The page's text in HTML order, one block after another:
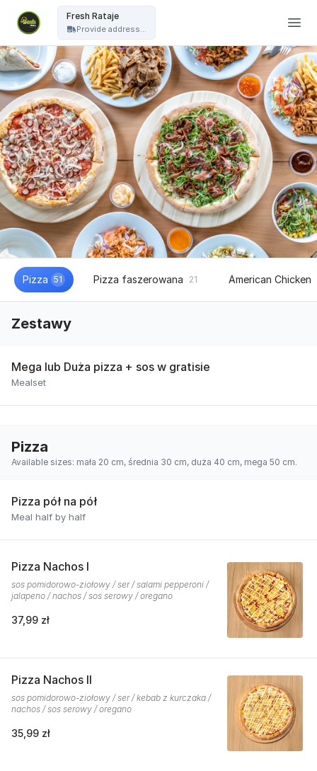
Fresh Rataje
Provide address...
Pizza 51 Pizza faszerowana 21 American Chicken
Zestawy
Mega lub Duża pizza + sos w gratisie
Mealset
Pizza
Available sizes: mała 20 cm, średnia 30 cm, duża 40 cm, mega 50 cm.
Pizza pół na pół
Meal half by half
Pizza Nachos I
sos pomidorowo-ziołowy / ser / salami pepperoni /
jalapeno / nachos / sos serowy / oregano
37,99 zł
Pizza Nachos II
sos pomidorowo-ziołowy / ser / kebab z kurczaka /
nachos / sos serowy / oregano
35,99 zł